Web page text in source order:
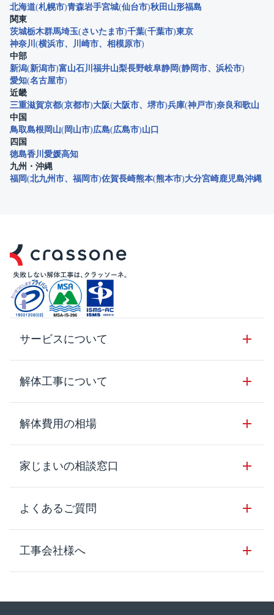
北海道 札幌市 青森岩手宮城 仙台市 秋田 山形福島
関東
茨城栃木群馬埼玉 さいたま市 千葉 千葉市 東京
神奈川
横浜市 川崎市
相模原市
中部
新潟 新潟市 富山石川 福井山梨長野岐阜静岡 静岡市
浜松市
愛知 名古屋市
近畿
三重滋賀京都 京都市 大阪 大阪市 堺市 兵庫 神戸市 奈良和歌山
中国
鳥取島根岡山 岡山市 広島 広島市 山口
四国
徳島香川 愛媛高知
九州・沖縄
福岡 北九州市 福岡市 佐賀長崎熊本 熊本市 大分宮崎鹿児島沖縄
サービスについて
サービスの流れ
サービスのメリット
クラッソーネの自治体連携
お客さまの声
空き家の処分を検討のお客様へ
解体工事について
解体工事の基礎知識
解体工事に関わる法律
用語集
解体費用の見方
解体費用の相場
木造住宅の相場
鉄骨造住宅の相場
RC造住宅の相場
家じまいの相談窓口
家じまいの相談窓口
よくあるご質問
クラッソーネの利用方法
工事の進め方
工事会社様へ